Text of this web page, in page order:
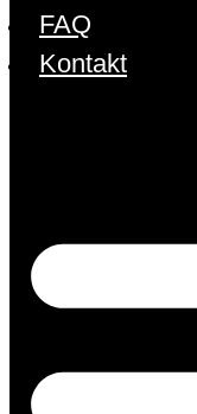
FAQ
Kontakt